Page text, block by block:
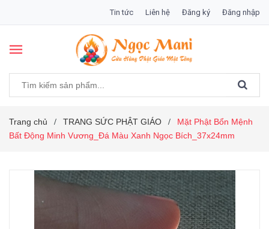
Tin tức Liên hệ Đăng ký Đăng nhập
Trang chủ / TRANG SỨC PHẬT GIÁO /
Mặt Phật Bổn Mệnh
Bất Động Minh Vương_Đá Màu Xanh Ngọc Bích_37x24mm